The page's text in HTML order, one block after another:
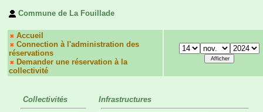
Commune de La Fouillade
Accueil
Connection à l'administration des
réservations
Demander une réservation à la
collectivité
Collectivités Infrastructures